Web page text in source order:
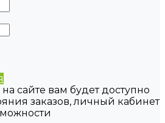
сайте вам будет доступно
заказов, личный кабинет